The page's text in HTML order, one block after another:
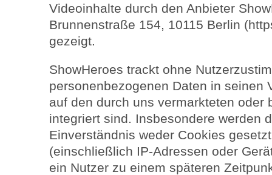
Videoinhalte durch den Anbieter
Brunnenstraße 154, 10115 Berlin
gezeigt.
ShowHeroes trackt ohne
personenbezogenen Daten in seinen
auf den durch uns vermarkteten oder
integriert sind. Insbesondere werden
Einverständnis weder Cookies
(einschließlich IP-Adressen oder
ein Nutzer zu einem späteren